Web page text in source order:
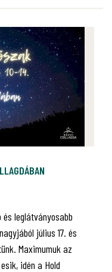
leglátványosabb
július 17. és
Maximumuk az
idén a Hold